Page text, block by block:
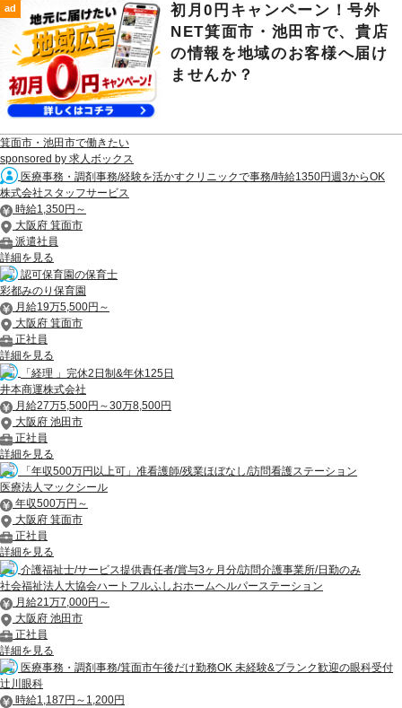
ad
初月0円キャンペーン！号外
NET箕面市・池田市で、貴店
の情報を地域のお客様へ届け
ませんか？
箕面市・池田市で働きたい
sponsored by 求人ボックス
医療事務・調剤事務/経験を活かすクリニックで事務/時給1350円週3からOK
株式会社スタッフサービス
時給1,350円～
大阪府 箕面市
派遣社員
詳細を見る
認可保育園の保育士
彩都みのり保育園
月給19万5,500円～
大阪府 箕面市
正社員
詳細を見る
「経理 」完休2日制&年休125日
井本商運株式会社
月給27万5,500円～30万8,500円
大阪府 池田市
正社員
詳細を見る
「年収500万円以上可」准看護師/残業ほぼなし/訪問看護ステーション
医療法人マックシール
年収500万円～
大阪府 箕面市
正社員
詳細を見る
介護福祉士/サービス提供責任者/賞与3ヶ月分/訪問介護事業所/日勤のみ
社会福祉法人大協会ハートフルふしおホームヘルパーステーション
月給21万7,000円～
大阪府 池田市
正社員
詳細を見る
医療事務・調剤事務/箕面市午後だけ勤務OK 未経験&ブランク歓迎の眼科受付
辻川眼科
時給1,187円～1,200円